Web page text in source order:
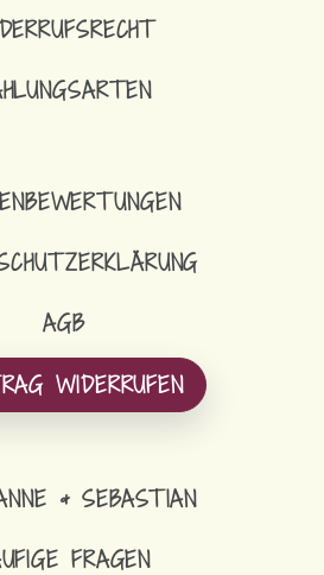
AGB
WIDERRUFEN
& SEBASTIAN
FRAGEN